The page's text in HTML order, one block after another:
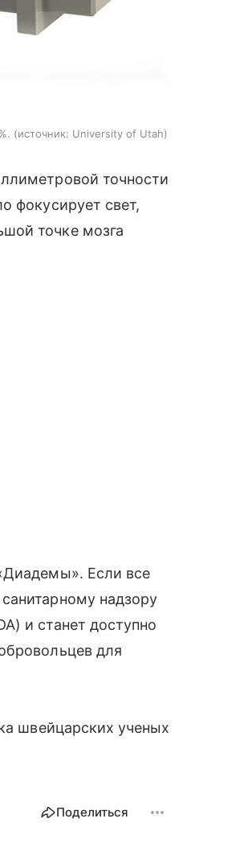
источник: University of Utah
точности
фокусирует свет,
точке мозга
Если все
надзору
и станет доступно
для
швейцарских ученых
Поделиться